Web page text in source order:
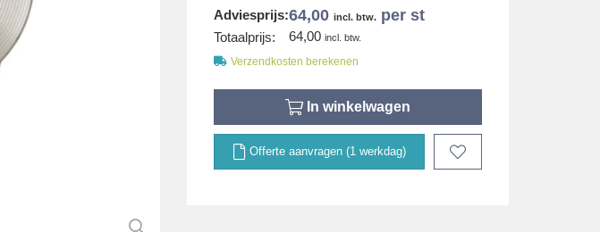
Adviesprijs:64,00 incl. btw. per st
Totaalprijs: 64,00 incl. btw.
Verzendkosten berekenen
In winkelwagen
Offerte aanvragen (1 werkdag)